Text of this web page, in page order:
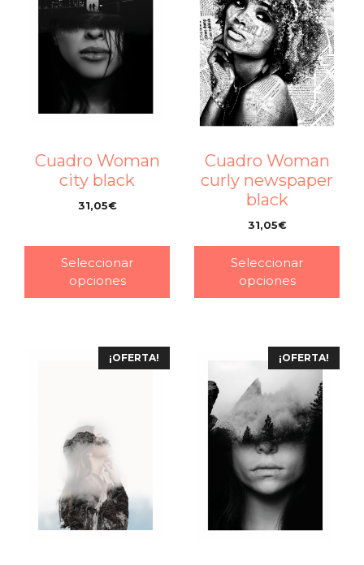
Cuadro Woman
city black
31,05€
Seleccionar
opciones
Cuadro Woman
curly newspaper
black
31,05€
Seleccionar
opciones
¡OFERTA! ¡OFERTA!